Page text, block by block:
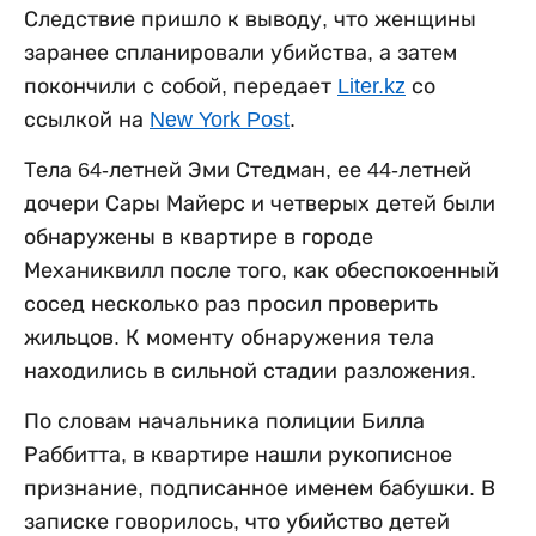
Следствие пришло к выводу, что женщины
заранее спланировали убийства, а затем
покончили с собой, передает Liter.kz со
ссылкой на New York Post.
Тела 64-летней Эми Стедман, ее 44-летней
дочери Сары Майерс и четверых детей были
обнаружены в квартире в городе
Механиквилл после того, как обеспокоенный
сосед несколько раз просил проверить
жильцов. К моменту обнаружения тела
находились в сильной стадии разложения.
По словам начальника полиции Билла
Раббитта, в квартире нашли рукописное
признание, подписанное именем бабушки. В
записке говорилось, что убийство детей